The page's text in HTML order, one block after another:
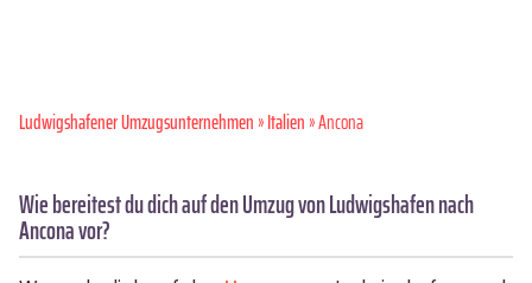
Ludwigshafener Umzugsunternehmen»Italien» Ancona
Wie bereitest du dich auf den Umzug von Ludwigshafen nach
Ancona vor?